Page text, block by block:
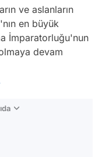
ve aslanların
en büyük
İmparatorluğu'nun
devam